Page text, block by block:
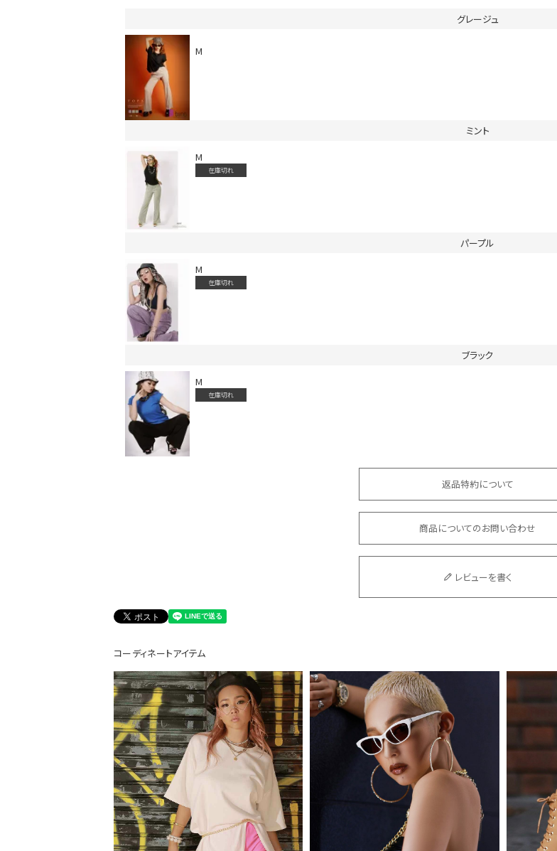
インスタ写真投稿キャンペーン！
会員登録でいつでもお得に
Instagram LIVE items
グレージュ
M
ミント
M
在庫切れ
パープル
M
在庫切れ
ブラック
M
在庫切れ
返品特約について
商品についてのお問い合わせ
レビューを書く
コーディネートアイテム